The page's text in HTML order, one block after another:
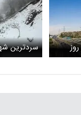
سردترین